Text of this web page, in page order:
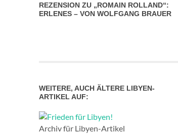
REZENSION ZU „ROMAIN ROLLAND“:
ERLENES – VON WOLFGANG BRAUER
WEITERE, AUCH ÄLTERE LIBYEN-
ARTIKEL AUF:
Archiv für Libyen-Artikel